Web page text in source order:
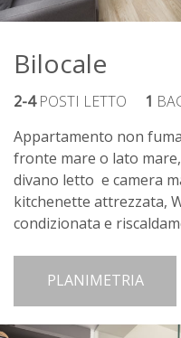
Bilocale
2-4POSTI LETTO 1
Appartamento non
fronte mare o lato
divano letto e camera
kitchenette attrezzata,
condizionata e
PLANIMETRIA